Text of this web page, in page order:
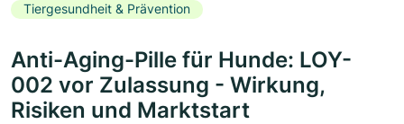
Tiergesundheit & Prävention
Anti-Aging-Pille für Hunde: LOY-
002 vor Zulassung - Wirkung,
Risiken und Marktstart